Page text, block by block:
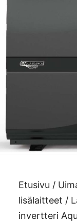
Etusivu /
lisälaitteet /
invertteri